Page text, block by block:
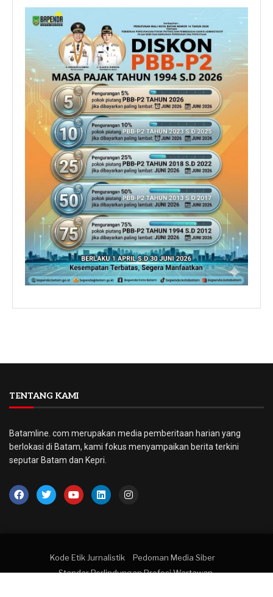
TENTANG KAMI
Batamline. com merupakan media pemberitaan harian yang
berlokasi di Batam, kami fokus menyampaikan berita terkini
seputar Batam dan Kepri.
Kode Etik Jurnalistik
Pedoman Media Siber
Standar Perlindungan Profesi Wartawan